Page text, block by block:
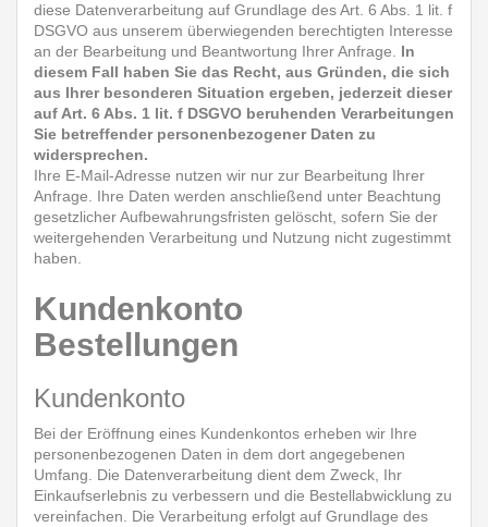
diese Datenverarbeitung auf Grundlage des Art. 6 Abs. 1 lit. f
DSGVO aus unserem überwiegenden berechtigten Interesse
an der Bearbeitung und Beantwortung Ihrer Anfrage. In
diesem Fall haben Sie das Recht, aus Gründen, die sich
aus Ihrer besonderen Situation ergeben, jederzeit dieser
auf Art. 6 Abs. 1 lit. f DSGVO beruhenden Verarbeitungen
Sie betreffender personenbezogener Daten zu
widersprechen.
Ihre E-Mail-Adresse nutzen wir nur zur Bearbeitung Ihrer
Anfrage. Ihre Daten werden anschließend unter Beachtung
gesetzlicher Aufbewahrungsfristen gelöscht, sofern Sie der
weitergehenden Verarbeitung und Nutzung nicht zugestimmt
haben.
Kundenkonto
Bestellungen
Kundenkonto
Bei der Eröffnung eines Kundenkontos erheben wir Ihre
personenbezogenen Daten in dem dort angegebenen
Umfang. Die Datenverarbeitung dient dem Zweck, Ihr
Einkaufserlebnis zu verbessern und die Bestellabwicklung zu
vereinfachen. Die Verarbeitung erfolgt auf Grundlage des